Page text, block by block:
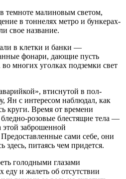
темноте малиновым светом,
в тоннелях метро и бункерах-
свое название.
в клетки и банки —
фонари, дающие пусть
многих уголках подземки свет
втиснутой в пол-
Ян с интересом наблюдал, как
круги. Время от времени
розовые блестящие тела —
заброшенной
сами себе, они
здесь, питаясь чем придется.
голодными глазами
и жалеть об отсутствии